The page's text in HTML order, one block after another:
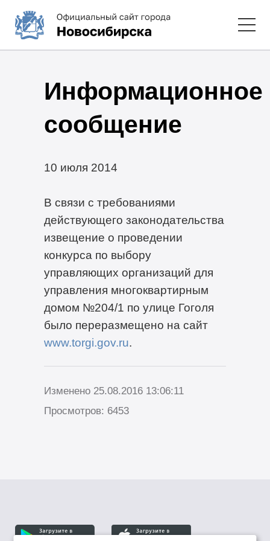
Информационное
сообщение
10 июля 2014
В связи с требованиями
действующего законодательства
извещение о проведении
конкурса по выбору
управляющих организаций для
управления многоквартирным
домом №204/1 по улице Гоголя
было переразмещено на сайт
www.torgi.gov.ru.
Изменено 25.08.2016 13:06:11
Просмотров: 6453